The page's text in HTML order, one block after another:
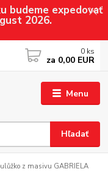
budeme expedovať
2026.
Menu
Hľadať
0 ks
za 0,00 EUR
z masivu GABRIELA